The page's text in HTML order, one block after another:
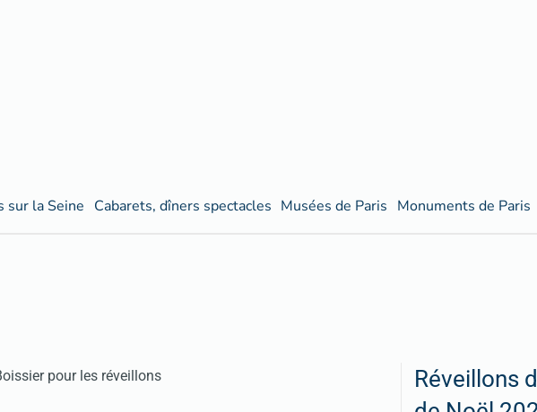
sur la Seine Cabarets, dîners spectacles Musées de Paris Monuments de Paris
Réveillons